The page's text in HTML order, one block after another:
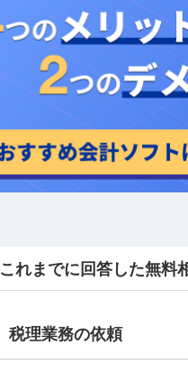
これまでに回答した無料
税理業務の依頼